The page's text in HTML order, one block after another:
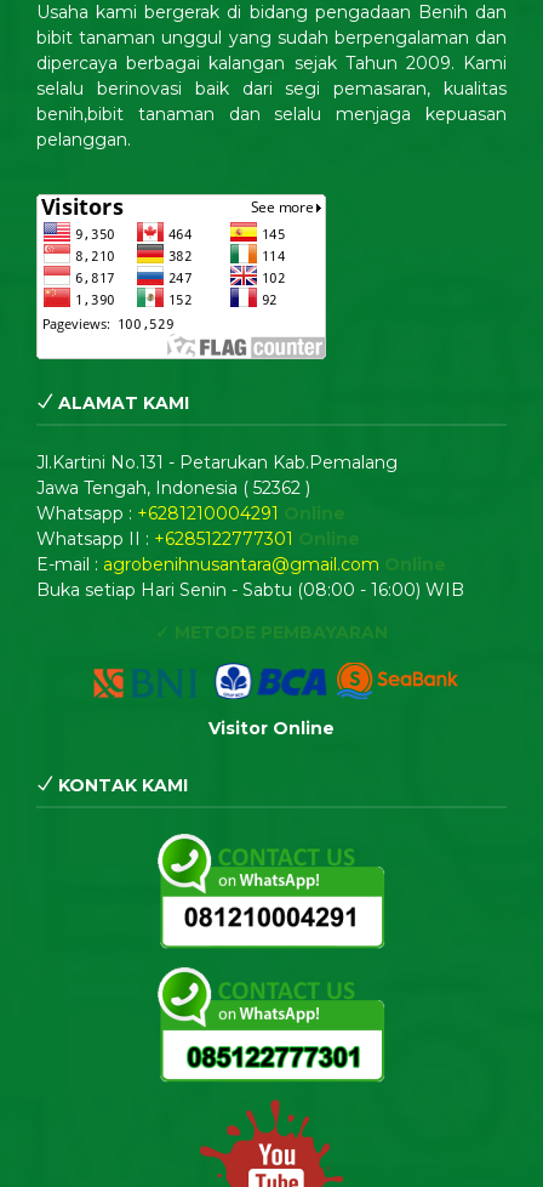
Usaha kami bergerak di bidang pengadaan Benih dan
bibit tanaman unggul yang sudah berpengalaman dan
dipercaya berbagai kalangan sejak Tahun 2009. Kami
selalu berinovasi baik dari segi pemasaran, kualitas
benih,bibit tanaman dan selalu menjaga kepuasan
pelanggan.
ALAMAT KAMI
Jl.Kartini No.131 - Petarukan Kab.Pemalang
Jawa Tengah, Indonesia ( 52362 )
Whatsapp : +6281210004291 Online
Whatsapp II : +6285122777301 Online
E-mail : agrobenihnusantara@gmail.com Online
Buka setiap Hari Senin - Sabtu (08:00 - 16:00) WIB
✓ METODE PEMBAYARAN
Visitor Online
KONTAK KAMI